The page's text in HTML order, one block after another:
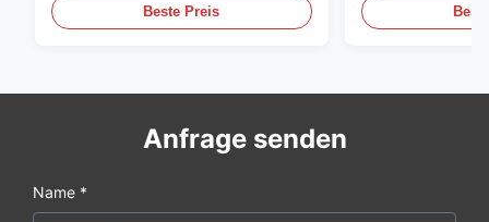
Beste Preis
Anfrage senden
Name *